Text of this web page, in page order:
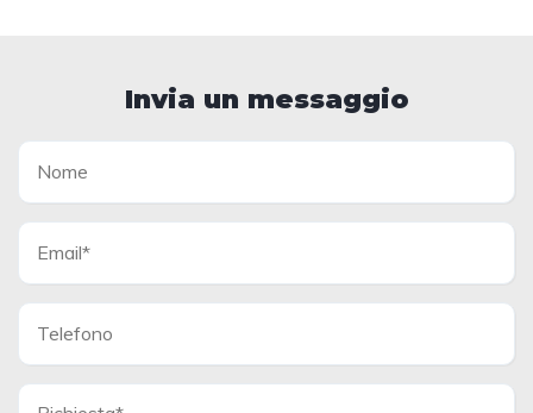
Invia un messaggio